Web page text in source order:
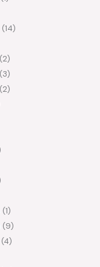
14
2
3
2
1
9
4